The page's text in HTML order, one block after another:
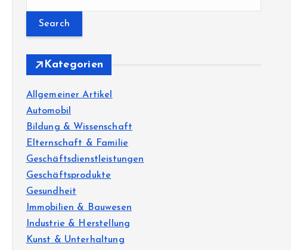
r
c
o
r
:
Kategorien
Allgemeiner Artikel
Automobil
Bildung & Wissenschaft
Elternschaft & Familie
Geschäftsdienstleistungen
Geschäftsprodukte
Gesundheit
Immobilien & Bauwesen
Industrie & Herstellung
Kunst & Unterhaltung